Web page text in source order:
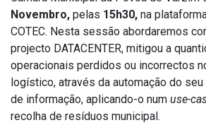
Novembro, pelas 15h30, na
COTEC. Nesta sessão abordaremos
projecto DATACENTER, mitigou a
operacionais perdidos ou incorrectos
logístico, através da automação do
de informação, aplicando-o num use-
recolha de resíduos municipal.